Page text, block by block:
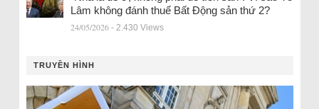
Lâm không đánh thuế Bất Động sản thứ 2?
24/05/2026 - 2.430 Views
TRUYỀN HÌNH